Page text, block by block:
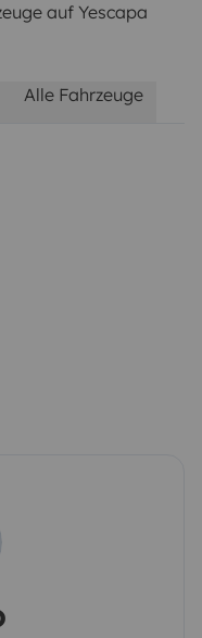
auf Yescapa
Alle Fahrzeuge